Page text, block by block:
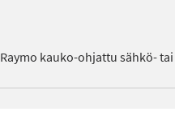
Raymo kauko-ohjattu sähkö-